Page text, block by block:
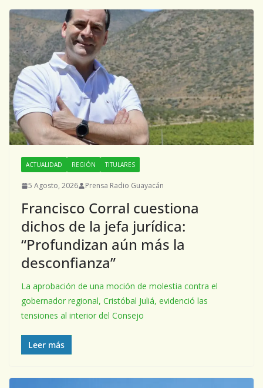
ACTUALIDAD REGIÓN TITULARES
5 Agosto, 2026 Prensa Radio Guayacán
Francisco Corral cuestiona
dichos de la jefa jurídica:
“Profundizan aún más la
desconfianza”
La aprobación de una moción de molestia contra el
gobernador regional, Cristóbal Juliá, evidenció las
tensiones al interior del Consejo
Leer más